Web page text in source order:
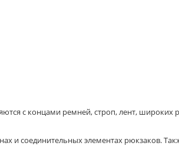
с концами ремней, строп, лент,
и соединительных элементах рюкзаков.